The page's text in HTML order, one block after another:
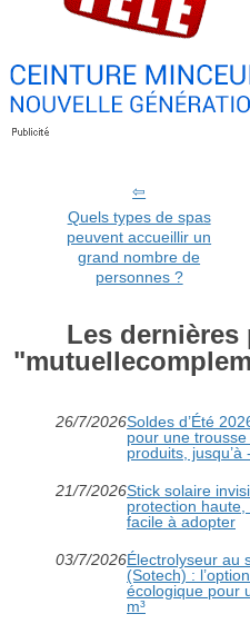
Quels types de spas
peuvent accueillir un
grand nombre de
personnes ?
Les
26/7/2026Soldes d’Été
pour une
produits,
21/7/2026Stick solaire
protection
facile à adopter
03/7/2026Électrolyseur au
(Sotech) :
écologique pour
m³